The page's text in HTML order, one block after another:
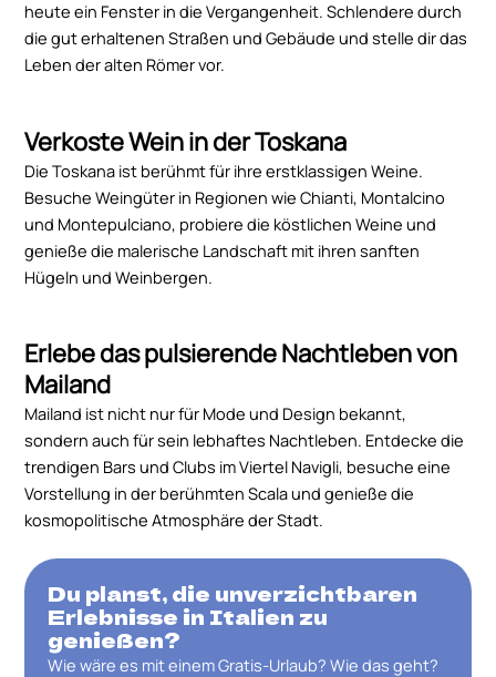
heute ein Fenster in die Vergangenheit. Schlendere durch
die gut erhaltenen Straßen und Gebäude und stelle dir das
Leben der alten Römer vor.
Verkoste Wein in der Toskana
Die Toskana ist berühmt für ihre erstklassigen Weine.
Besuche Weingüter in Regionen wie Chianti, Montalcino
und Montepulciano, probiere die köstlichen Weine und
genieße die malerische Landschaft mit ihren sanften
Hügeln und Weinbergen.
Erlebe das pulsierende Nachtleben von
Mailand
Mailand ist nicht nur für Mode und Design bekannt,
sondern auch für sein lebhaftes Nachtleben. Entdecke die
trendigen Bars und Clubs im Viertel Navigli, besuche eine
Vorstellung in der berühmten Scala und genieße die
kosmopolitische Atmosphäre der Stadt.
Du planst, die unverzichtbaren
Erlebnisse in Italien zu
genießen?
Wie wäre es mit einem Gratis-Urlaub? Wie das geht?